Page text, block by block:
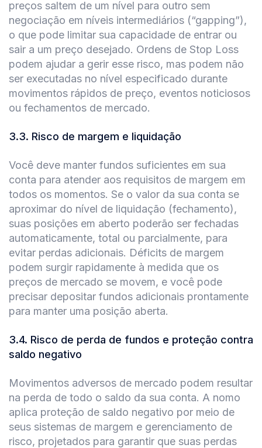
preços saltem de um nível para outro sem
negociação em níveis intermediários (“gapping”),
o que pode limitar sua capacidade de entrar ou
sair a um preço desejado. Ordens de Stop Loss
podem ajudar a gerir esse risco, mas podem não
ser executadas no nível especificado durante
movimentos rápidos de preço, eventos noticiosos
ou fechamentos de mercado.
3.3. Risco de margem e liquidação
Você deve manter fundos suficientes em sua
conta para atender aos requisitos de margem em
todos os momentos. Se o valor da sua conta se
aproximar do nível de liquidação (fechamento),
suas posições em aberto poderão ser fechadas
automaticamente, total ou parcialmente, para
evitar perdas adicionais. Déficits de margem
podem surgir rapidamente à medida que os
preços de mercado se movem, e você pode
precisar depositar fundos adicionais prontamente
para manter uma posição aberta.
3.4. Risco de perda de fundos e proteção contra
saldo negativo
Movimentos adversos de mercado podem resultar
na perda de todo o saldo da sua conta. A nomo
aplica proteção de saldo negativo por meio de
seus sistemas de margem e gerenciamento de
risco, projetados para garantir que suas perdas